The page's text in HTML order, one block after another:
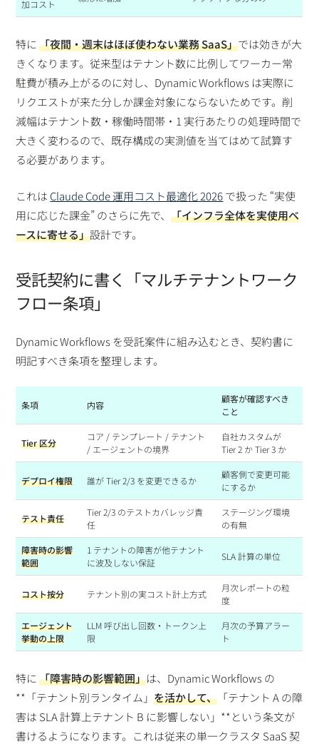
加コスト
特に「夜間・週末はほぼ使わない業務 SaaS」では効きが大
きくなります。従来型はテナント数に比例してワーカー常
駐費が積み上がるのに対し、Dynamic Workflows は実際に
リクエストが来た分しか課金対象にならないためです。削
減幅はテナント数・稼働時間帯・1 実行あたりの処理時間で
大きく変わるので、既存構成の実測値を当てはめて試算す
る必要があります。
これは Claude Code 運用コスト最適化 2026で扱った “実使
用に応じた課金” のさらに先で、「インフラ全体を実使用ベ
ースに寄せる」設計です。
受託契約に書く「マルチテナントワーク
フロー条項」
Dynamic Workflows を受託案件に組み込むとき、契約書に
明記すべき条項を整理します。
条項 内容
顧客が確認すべき
こと
Tier 区分
コア / テンプレート / テナント
/ エージェントの境界
自社カスタムが
Tier 2 か Tier 3 か
デプロイ権限 誰が Tier 2/3 を変更できるか
顧客側で変更可能
にするか
テスト責任
Tier 2/3 のテストカバレッジ責
任
ステージング環境
の有無
障害時の影響
範囲
1 テナントの障害が他テナント
に波及しない保証
SLA 計算の単位
コスト按分 テナント別の実コスト計上方式
月次レポートの粒
度
エージェント
挙動の上限
LLM 呼び出し回数・トークン上
限
月次の予算アラー
ト
特に「障害時の影響範囲」は、Dynamic Workflows の
**「テナント別ランタイム」を活かして、 「テナント A の障
害は SLA 計算上テナント B に影響しない」**という条文が
書けるようになります。これは従来の単一クラスタ SaaS 契